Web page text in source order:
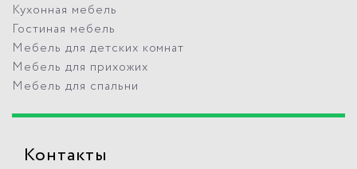
Кухонная мебель
Гостиная мебель
Мебель для детских комнат
Мебель для прихожих
Мебель для спальни
Контакты